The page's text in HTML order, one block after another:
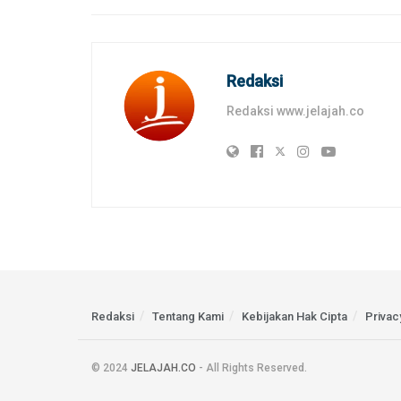
Redaksi
Redaksi www.jelajah.co
Redaksi Tentang Kami Kebijakan Hak Cipta
© 2024 JELAJAH.CO - All Rights Reserved.